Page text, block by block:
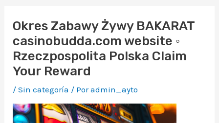
Okres Zabawy Żywy BAKARAT
casinobudda.com website ◦
Rzeczpospolita Polska Claim
Your Reward
/Sin categoría / Poradmin_ayto